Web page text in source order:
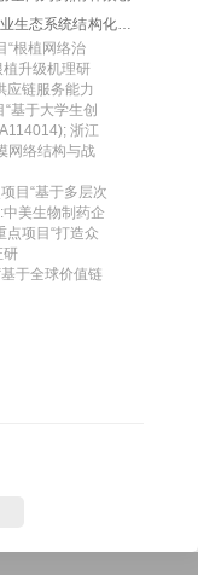
生态系统结构化为
业政策等四个维度,
创业网络嵌套、异
个核心机制。基于
间绩效提升路径,并
的策略选择与政策
“根植网络治
升级机理研
应链服务能力
基于大学生创
浙江
网络结构与战
目“基于多层次
美生物制药企
项目“打造众
研
于全球价值链